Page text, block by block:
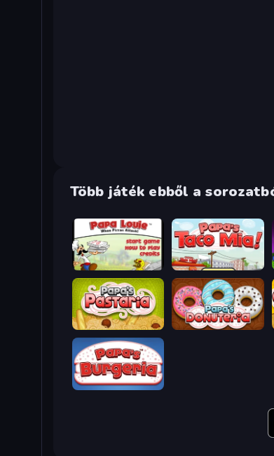
Több játék ebből a
Papa Louie: When Pizzas Attack Papa's Taco Mia
Papa's Pastaria Papa's Donuteria
Papa's Burgeria